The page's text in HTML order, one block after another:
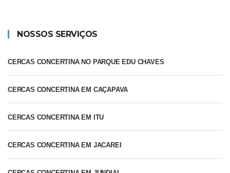
NOSSOS SERVIÇOS
CERCAS CONCERTINA NO PARQUE EDU CHAVES
CERCAS CONCERTINA EM CAÇAPAVA
CERCAS CONCERTINA EM ITU
CERCAS CONCERTINA EM JACAREI